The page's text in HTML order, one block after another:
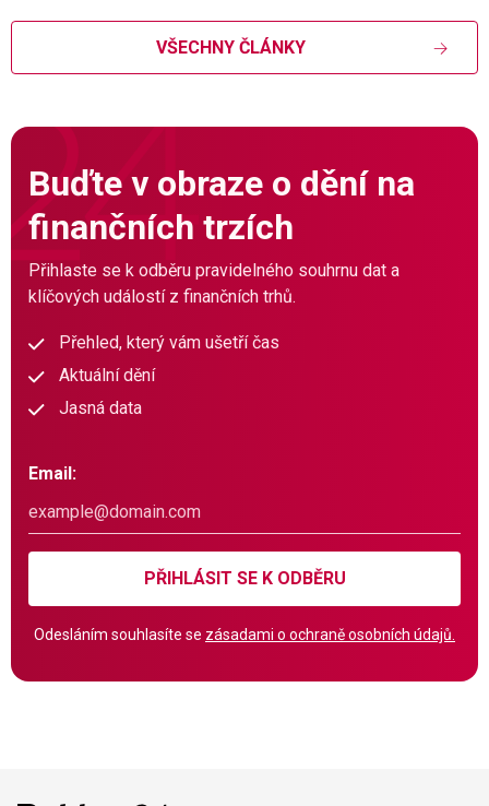
VŠECHNY ČLÁNKY
Buďte v obraze o dění na
finančních trzích
Přihlaste se k odběru pravidelného souhrnu dat a
klíčových událostí z finančních trhů.
Přehled, který vám ušetří čas
Aktuální dění
Jasná data
Email:
PŘIHLÁSIT SE K ODBĚRU
Odesláním souhlasíte se zásadami o ochraně osobních údajů.